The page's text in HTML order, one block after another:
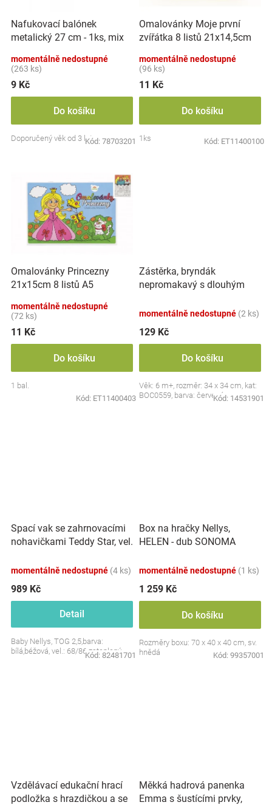
Hračkářství
ůo
d
u
k
ů
Nafukovací balónek
metalický 27 cm - 1ks, mix
momentálně nedostupné
(263 ks)
9 Kč
Do košíku
Doporučený věk od 3 letKód: 78703201
Omalovánky Moje první
zvířátka 8 listů 21x14,5cm
momentálně nedostupné
(96 ks)
11 Kč
Do košíku
1ks Kód: ET11400100
Omalovánky Princezny
21x15cm 8 listů A5
momentálně nedostupné
(72 ks)
11 Kč
Do košíku
1 bal.
Kód: ET11400403
Zástěrka, bryndák
nepromakavý s dlouhým
momentálně nedostupné (2 ks)
129 Kč
Do košíku
Věk: 6 m+, rozměr: 34 x 34 cm, kat:
BOC0559, barva: červená
Kód: 14531901
Spací vak se zahrnovacími
nohavičkami Teddy Star, vel.
momentálně nedostupné (4 ks)
989 Kč
Detail
Baby Nellys, TOG 2,5,barva:
bílá,béžová, vel.: 68/86 zateplený
Kód: 82481701
Box na hračky Nellys,
HELEN - dub SONOMA
momentálně nedostupné (1 ks)
1 259 Kč
Do košíku
Rozměry boxu: 70 x 40 x 40 cm, sv.
hnědá
Kód: 99357001
Vzdělávací edukační hrací
podložka s hrazdičkou a se
Měkká hadrová panenka
Emma s šustícími prvky,